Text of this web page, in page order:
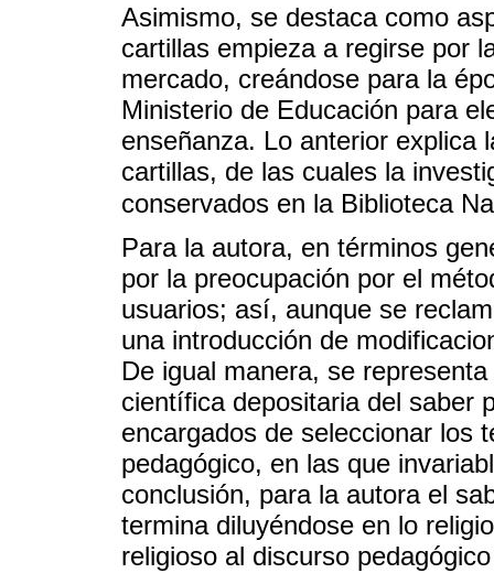
Asimismo, se destaca como
cartillas empieza a regirse por
mercado, creándose para la
Ministerio de Educación para
enseñanza. Lo anterior explica
cartillas, de las cuales la
conservados en la Biblioteca
Para la autora, en términos
por la preocupación por el
usuarios; así, aunque se
una introducción de
De igual manera, se
científica depositaria del saber
encargados de seleccionar los
pedagógico, en las que
conclusión, para la autora el
termina diluyéndose en lo
religioso al discurso